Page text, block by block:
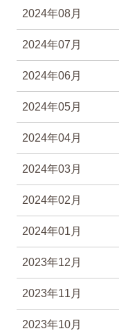
2024年08月
2024年07月
2024年06月
2024年05月
2024年04月
2024年03月
2024年02月
2024年01月
2023年12月
2023年11月
2023年10月